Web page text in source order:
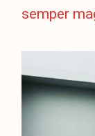
semper